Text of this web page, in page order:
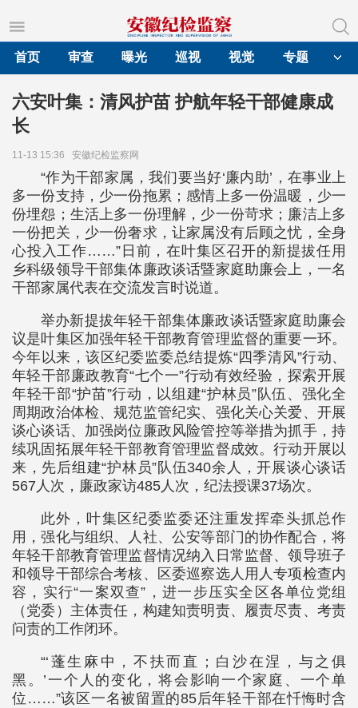
首页
审查 曝光 巡视 视觉 专题
六安叶集：清风护苗 护航年轻干部健康成
长
11-13 15:36 安徽纪检监察网
“作为干部家属，我们要当好‘廉内助’，在事业上
多一份支持，少一份拖累；感情上多一份温暖，少一
份埋怨；生活上多一份理解，少一份苛求；廉洁上多
一份把关，少一份奢求，让家属没有后顾之忧，全身
心投入工作……”日前，在叶集区召开的新提拔任用
乡科级领导干部集体廉政谈话暨家庭助廉会上，一名
干部家属代表在交流发言时说道。
举办新提拔年轻干部集体廉政谈话暨家庭助廉会
议是叶集区加强年轻干部教育管理监督的重要一环。
今年以来，该区纪委监委总结提炼“四季清风”行动、
年轻干部廉政教育“七个一”行动有效经验，探索开展
年轻干部“护苗”行动，以组建“护林员”队伍、强化全
周期政治体检、规范监管纪实、强化关心关爱、开展
谈心谈话、加强岗位廉政风险管控等举措为抓手，持
续巩固拓展年轻干部教育管理监督成效。行动开展以
来，先后组建“护林员”队伍340余人，开展谈心谈话
567人次，廉政家访485人次，纪法授课37场次。
此外，叶集区纪委监委还注重发挥牵头抓总作
用，强化与组织、人社、公安等部门的协作配合，将
年轻干部教育管理监督情况纳入日常监督、领导班子
和领导干部综合考核、区委巡察选人用人专项检查内
容，实行“一案双查”，进一步压实全区各单位党组
（党委）主体责任，构建知责明责、履责尽责、考责
问责的工作闭环。
“‘蓬生麻中，不扶而直；白沙在涅，与之俱
黑。’一个人的变化，将会影响一个家庭、一个单
位……”该区一名被留置的85后年轻干部在忏悔时含